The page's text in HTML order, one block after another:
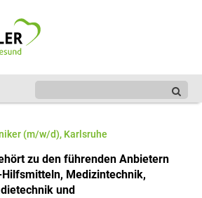
(m/w/d), Karlsruhe
zu den führenden Anbietern
Medizintechnik,
und